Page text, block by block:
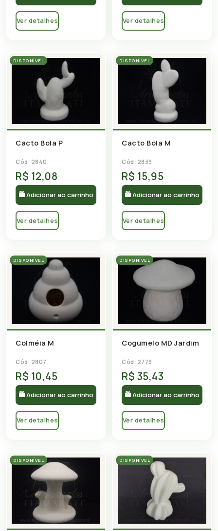
Ver detalhes Ver detalhes
DISPONÍVEL
Cacto Bola P
Cód: 2840
R$ 12,08
🛍 Adicionar ao carrinho
Ver detalhes
DISPONÍVEL
Cacto Bola M
Cód: 2839
R$ 15,95
🛍 Adicionar ao carrinho
Ver detalhes
DISPONÍVEL
Colméia M
Cód: 2807
R$ 10,45
🛍 Adicionar ao carrinho
Ver detalhes
DISPONÍVEL
Cogumelo MD Jardim
Cód: 2779
R$ 35,43
🛍 Adicionar ao carrinho
Ver detalhes
DISPONÍVEL DISPONÍVEL